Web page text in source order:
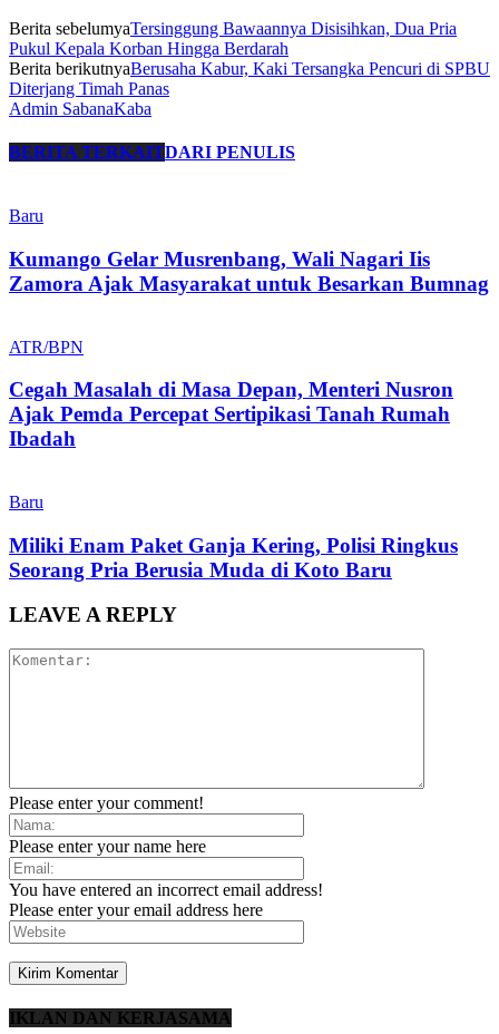
Berita sebelumyaTersinggung Bawaannya Disisihkan, Dua Pria
Pukul Kepala Korban Hingga Berdarah
Berita berikutnyaBerusaha Kabur, Kaki Tersangka Pencuri di SPBU
Diterjang Timah Panas
Admin SabanaKaba
BERITA TERKAITDARI PENULIS
Baru
Kumango Gelar Musrenbang, Wali Nagari Iis
Zamora Ajak Masyarakat untuk Besarkan Bumnag
ATR/BPN
Cegah Masalah di Masa Depan, Menteri Nusron
Ajak Pemda Percepat Sertipikasi Tanah Rumah
Ibadah
Baru
Miliki Enam Paket Ganja Kering, Polisi Ringkus
Seorang Pria Berusia Muda di Koto Baru
LEAVE A REPLY
Please enter your comment!
Please enter your name here
You have entered an incorrect email address!
Please enter your email address here
IKLAN DAN KERJASAMA